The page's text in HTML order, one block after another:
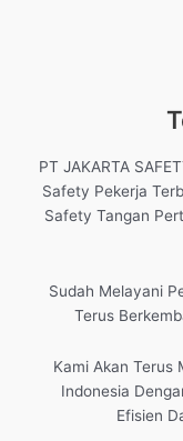
PT JAKARTA
Safety Pekerja
Safety Tangan
Sudah Melayani
Terus
Kami Akan Terus
Indonesia
Efisien